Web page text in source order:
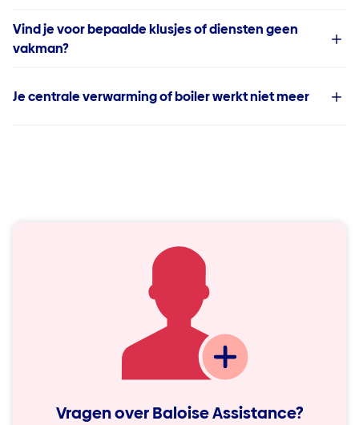
Vind je voor bepaalde klusjes of diensten geen
vakman?
Je centrale verwarming of boiler werkt niet meer
Vragen over Baloise Assistance?